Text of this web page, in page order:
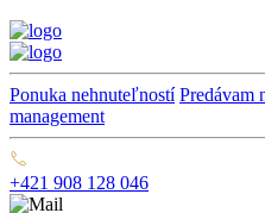
Ponuka nehnuteľností Predávam
management
+421 908 128 046